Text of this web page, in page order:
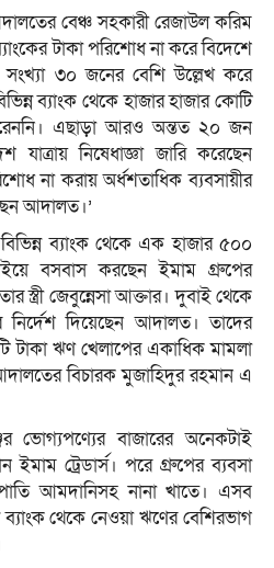
বেঞ্চ সহকারী রেজাউল করিম
টাকা পরিশোধ না করে বিদেশে
সংখ্যা ৩০ জনের বেশি উল্লেখ করে
ব্যাংক থেকে হাজার হাজার কোটি
এছাড়া আরও অন্তত ২০ জন
যাত্রায় নিষেধাজ্ঞা জারি করেছেন
না করায় অর্ধশতাধিক ব্যবসায়ীর
আদালত।’
ব্যাংক থেকে এক হাজার ৫০০
বসবাস করছেন ইমাম গ্রুপের
স্ত্রী জেবুন্নেসা আক্তার। দুবাই থেকে
দিয়েছেন আদালত। তাদের
টাকা ঋণ খেলাপের একাধিক মামলা
বিচারক মুজাহিদুর রহমান এ
ভোগ্যপণ্যের বাজারের অনেকটাই
ইমাম ট্রেডার্স। পরে গ্রুপের ব্যবসা
আমদানিসহ নানা খাতে। এসব
ব্যাংক থেকে নেওয়া ঋণের বেশিরভাগ